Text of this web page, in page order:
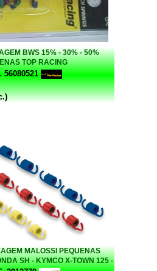
BWS 15% - 30% - 50%
TOP RACING
56080521
MALOSSI PEQUENAS
SH - KYMCO X-TOWN 125 -